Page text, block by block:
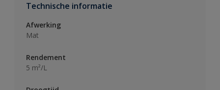
Technische informatie
Afwerking
Mat
Rendement
5 m²/L